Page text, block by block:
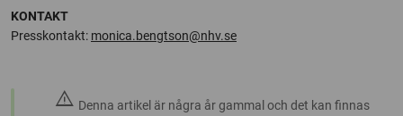
KONTAKT
Presskontakt: monica.bengtson@nhv.se
warning Denna artikel är några år gammal och det kan finnas